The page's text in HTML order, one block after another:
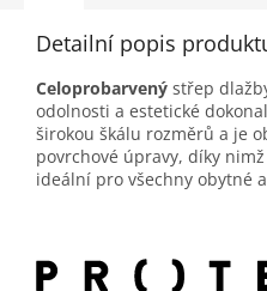
Detailní popis
Celoprobarvený střep
odolnosti a estetické
širokou škálu rozměrů a je
povrchové úpravy, díky
ideální pro všechny obytné